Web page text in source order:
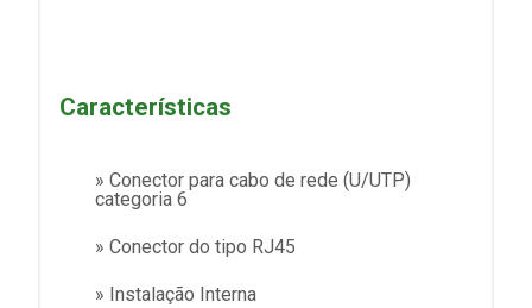
Características
» Conector para cabo de rede (U/UTP)
categoria 6
» Conector do tipo RJ45
» Instalação Interna